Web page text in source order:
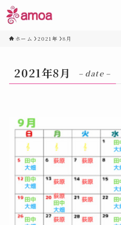
ホーム 2021年 8月
2021年8月 – date –